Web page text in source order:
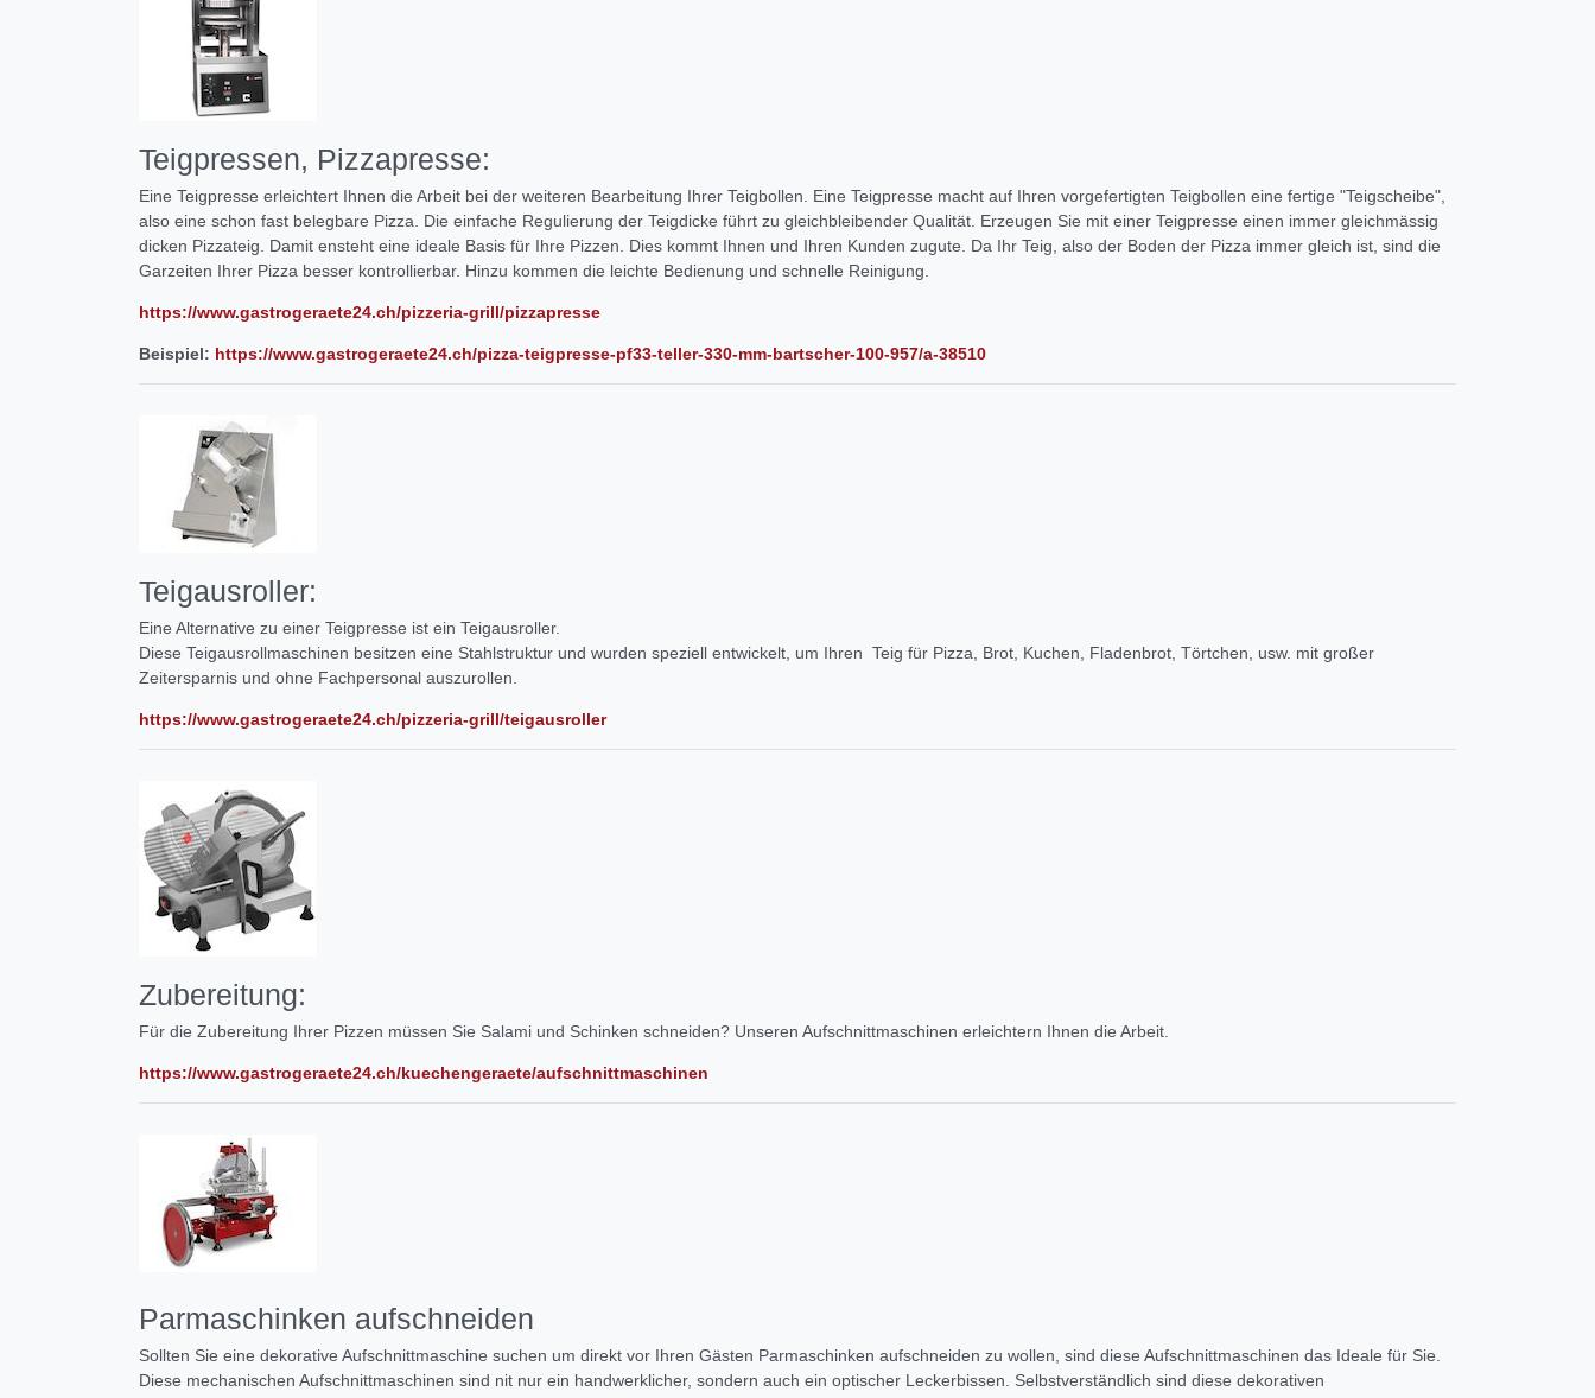
Teigpressen, Pizzapresse:
Eine Teigpresse erleichtert Ihnen die Arbeit bei der weiteren Bearbeitung Ihrer Teigbollen. Eine Teigpresse macht auf Ihren vorgefertigten Teigbollen eine fertige "Teigscheibe",
also eine schon fast belegbare Pizza. Die einfache Regulierung der Teigdicke führt zu gleichbleibender Qualität. Erzeugen Sie mit einer Teigpresse einen immer gleichmässig
dicken Pizzateig. Damit ensteht eine ideale Basis für Ihre Pizzen. Dies kommt Ihnen und Ihren Kunden zugute. Da Ihr Teig, also der Boden der Pizza immer gleich ist, sind die
Garzeiten Ihrer Pizza besser kontrollierbar. Hinzu kommen die leichte Bedienung und schnelle Reinigung.
https://www.gastrogeraete24.ch/pizzeria-grill/pizzapresse
Beispiel: https://www.gastrogeraete24.ch/pizza-teigpresse-pf33-teller-330-mm-bartscher-100-957/a-38510
Teigausroller:
Eine Alternative zu einer Teigpresse ist ein Teigausroller.
Diese Teigausrollmaschinen besitzen eine Stahlstruktur und wurden speziell entwickelt, um Ihren Teig für Pizza, Brot, Kuchen, Fladenbrot, Törtchen, usw. mit großer
Zeitersparnis und ohne Fachpersonal auszurollen.
https://www.gastrogeraete24.ch/pizzeria-grill/teigausroller
Zubereitung:
Für die Zubereitung Ihrer Pizzen müssen Sie Salami und Schinken schneiden? Unseren Aufschnittmaschinen erleichtern Ihnen die Arbeit.
https://www.gastrogeraete24.ch/kuechengeraete/aufschnittmaschinen
Parmaschinken aufschneiden
Sollten Sie eine dekorative Aufschnittmaschine suchen um direkt vor Ihren Gästen Parmaschinken aufschneiden zu wollen, sind diese Aufschnittmaschinen das Ideale für Sie.
Diese mechanischen Aufschnittmaschinen sind nit nur ein handwerklicher, sondern auch ein optischer Leckerbissen. Selbstverständlich sind diese dekorativen